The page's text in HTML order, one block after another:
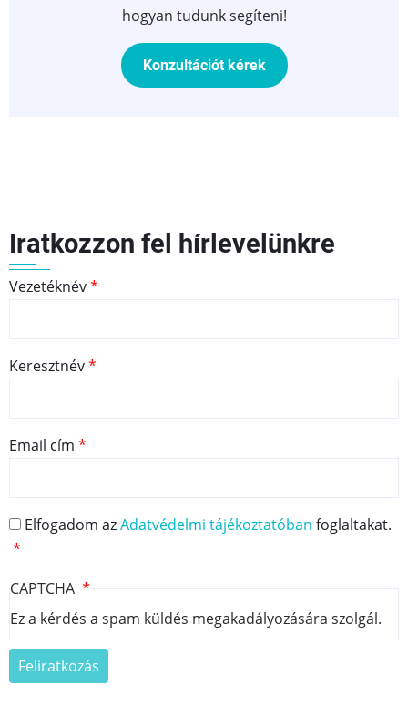
hogyan tudunk segíteni!
Konzultációt kérek
Iratkozzon fel hírlevelünkre
Vezetéknév
Keresztnév
Email cím
Elfogadom azAdatvédelmi tájékoztatóban foglaltakat.
CAPTCHA
Ez a kérdés a spam küldés megakadályozására szolgál.